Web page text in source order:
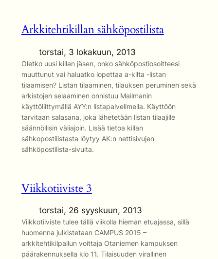
Arkkitehtikillan sähköpostilista
torstai, 3 lokakuun, 2013
Oletko uusi killan jäsen, onko sähköpostiosoitteesi
muuttunut vai haluatko lopettaa a-kilta -listan
tilaamisen? Listan tilaaminen, tilauksen peruminen sekä
arkistojen selaaminen onnistuu Mailmanin
käyttöliittymällä AYY:n listapalvelimella. Käyttöön
tarvitaan salasana, joka lähetetään listan tilaajille
säännöllisin väliajoin. Lisää tietoa killan
sähkopostilistasta löytyy AK:n nettisivujen
sähköpostilista-sivulta.
Viikkotiiviste 3
torstai, 26 syyskuun, 2013
Viikkotiiviste tulee tällä viikolla hieman etuajassa, sillä
huomenna julkistetaan CAMPUS 2015 –
arkkitehtikilpailun voittaja Otaniemen kampuksen
päärakennuksella klo 11. Tilaisuuden virallinen